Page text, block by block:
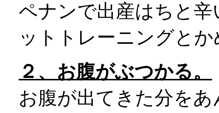
ペナンで出産はちと
ットトレーニングと
２、お腹がぶつかる。
お腹が出てきた分を